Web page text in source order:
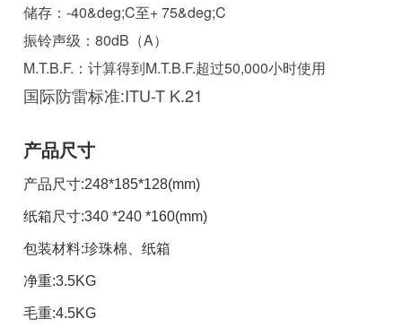
储存：-40&deg;C至+ 75&deg;C
振铃声级：80dB（A）
M.T.B.F.：计算得到M.T.B.F.超过50,000小时使用
国际防雷标准:ITU-T K.21
产品尺寸
产品尺寸:248*185*128(mm)
纸箱尺寸:340 *240 *160(mm)
包装材料:珍珠棉、纸箱
净重:3.5KG
毛重:4.5KG